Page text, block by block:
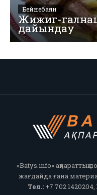
Бейнебаян
Жижиг-
дайындау
«Batys.info» ақпараттық
жағдайда ғана
Тел.:+7 702 1420204,